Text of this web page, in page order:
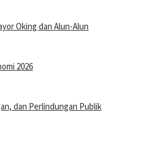
Oking dan Alun-Alun
2026
dan Perlindungan Publik